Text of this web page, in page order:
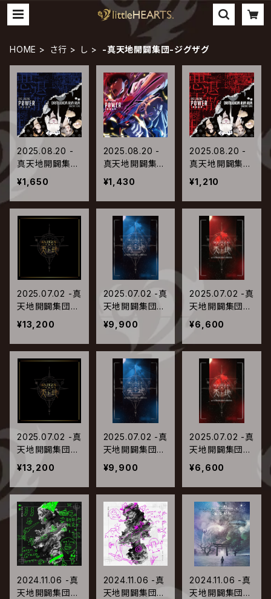
HOME さ行 し -真天地開闢集団-ジグザグ
2025.08.20 -
真天地開闢集
団-ジグザグ / P
OWER-悪霊退
散-【初回限定
盤】
¥1,650
2025.08.20 -
真天地開闢集
団-ジグザグ / P
OWER-悪霊退
散-【地獄先生ぬ
～べ～盤】
¥1,430
2025.08.20 -
真天地開闢集
団-ジグザグ / P
OWER-悪霊退
散-【通常盤】
¥1,210
2025.07.02 -真
天地開闢集団-
ジグザグ / 全国
開闢禊 -天ト地-
【スペシャルBO
X盤Blu-ray】
¥13,200
2025.07.02 -真
天地開闢集団-
ジグザグ / 全国
開闢禊 -天ト地-
【豪華盤Blu-ra
y】
¥9,900
2025.07.02 -真
天地開闢集団-
ジグザグ / 全国
開闢禊 -天ト地-
【通常盤Blu-ra
y】
¥6,600
2025.07.02 -真
天地開闢集団-
ジグザグ / 全国
開闢禊 -天ト地-
【スペシャルBO
X盤DVD】
¥13,200
2025.07.02 -真
天地開闢集団-
ジグザグ / 全国
開闢禊 -天ト地-
【豪華盤DVD】
¥9,900
2025.07.02 -真
天地開闢集団-
ジグザグ / 全国
開闢禊 -天ト地-
【通常盤DVD】
¥6,600
2024.11.06 -真
天地開闢集団-
2024.11.06 -真
天地開闢集団-
2024.11.06 -真
天地開闢集団-